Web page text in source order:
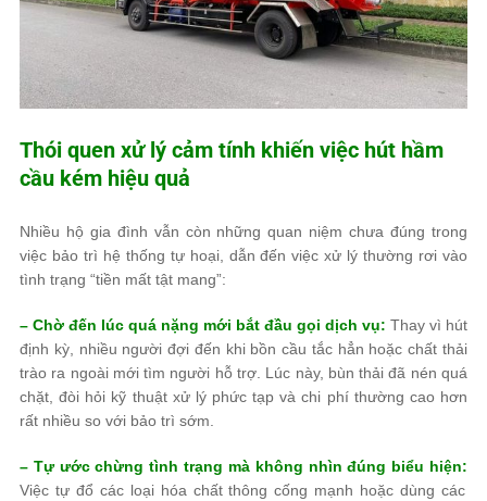
Thói quen xử lý cảm tính khiến việc hút hầm
cầu kém hiệu quả
Nhiều hộ gia đình vẫn còn những quan niệm chưa đúng trong
việc bảo trì hệ thống tự hoại, dẫn đến việc xử lý thường rơi vào
tình trạng “tiền mất tật mang”:
– Chờ đến lúc quá nặng mới bắt đầu gọi dịch vụ: Thay vì hút
định kỳ, nhiều người đợi đến khi bồn cầu tắc hẳn hoặc chất thải
trào ra ngoài mới tìm người hỗ trợ. Lúc này, bùn thải đã nén quá
chặt, đòi hỏi kỹ thuật xử lý phức tạp và chi phí thường cao hơn
rất nhiều so với bảo trì sớm.
– Tự ước chừng tình trạng mà không nhìn đúng biểu hiện:
Việc tự đổ các loại hóa chất thông cống mạnh hoặc dùng các